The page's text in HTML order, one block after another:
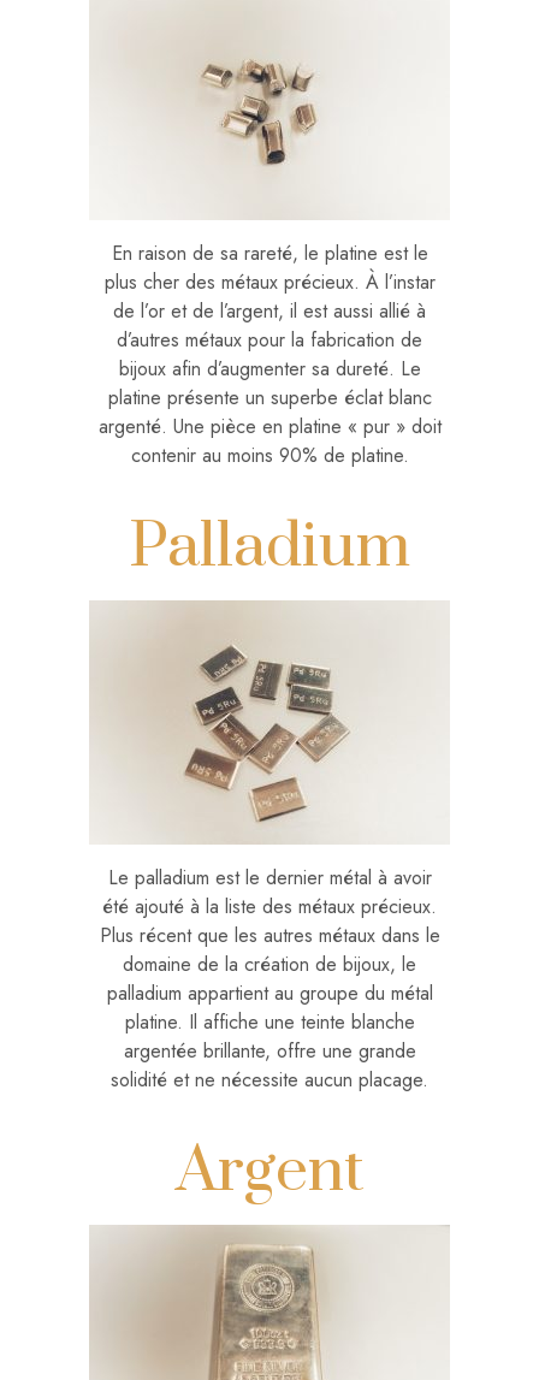
En raison de sa rareté, le platine est le
plus cher des métaux précieux. À l’instar
de l’or et de l’argent, il est aussi allié à
d’autres métaux pour la fabrication de
bijoux afin d’augmenter sa dureté. Le
platine présente un superbe éclat blanc
argenté. Une pièce en platine « pur » doit
contenir au moins 90% de platine.
Palladium
Le palladium est le dernier métal à avoir
été ajouté à la liste des métaux précieux.
Plus récent que les autres métaux dans le
domaine de la création de bijoux, le
palladium appartient au groupe du métal
platine. Il affiche une teinte blanche
argentée brillante, offre une grande
solidité et ne nécessite aucun placage.
Argent